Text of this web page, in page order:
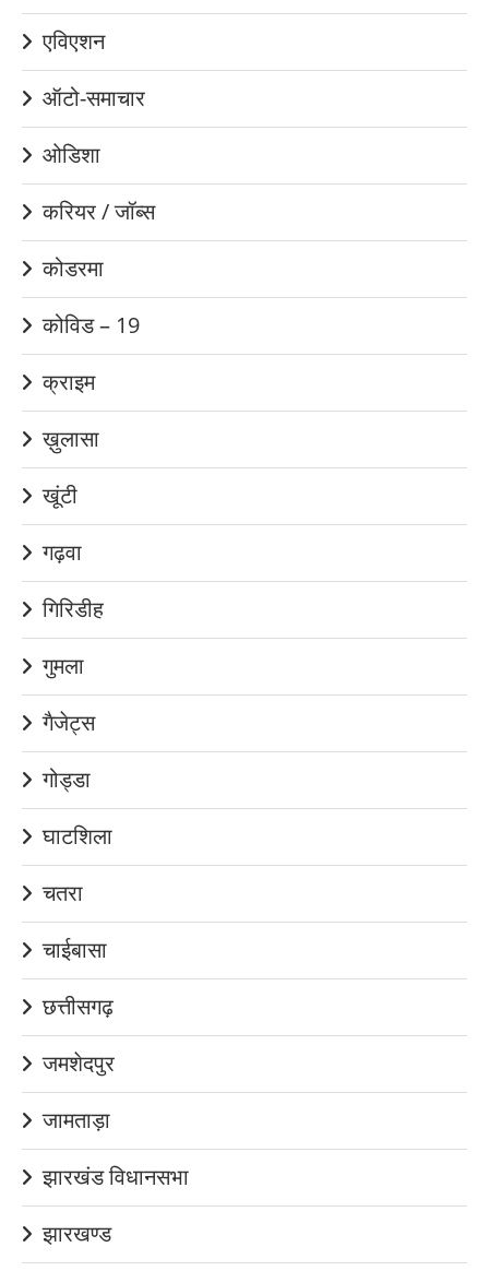
एविएशन
ऑटो-समाचार
ओडिशा
करियर / जॉब्स
कोडरमा
कोविड – 19
क्राइम
ख़ुलासा
खूंटी
गढ़वा
गिरिडीह
गुमला
गैजेट्स
गोड्डा
घाटशिला
चतरा
चाईबासा
छत्तीसगढ़
जमशेदपुर
जामताड़ा
झारखंड विधानसभा
झारखण्ड